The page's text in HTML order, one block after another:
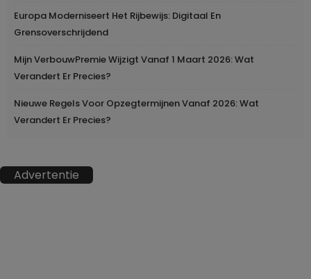
Europa Moderniseert Het Rijbewijs: Digitaal En
Grensoverschrijdend
Mijn VerbouwPremie Wijzigt Vanaf 1 Maart 2026: Wat
Verandert Er Precies?
Nieuwe Regels Voor Opzegtermijnen Vanaf 2026: Wat
Verandert Er Precies?
Advertentie